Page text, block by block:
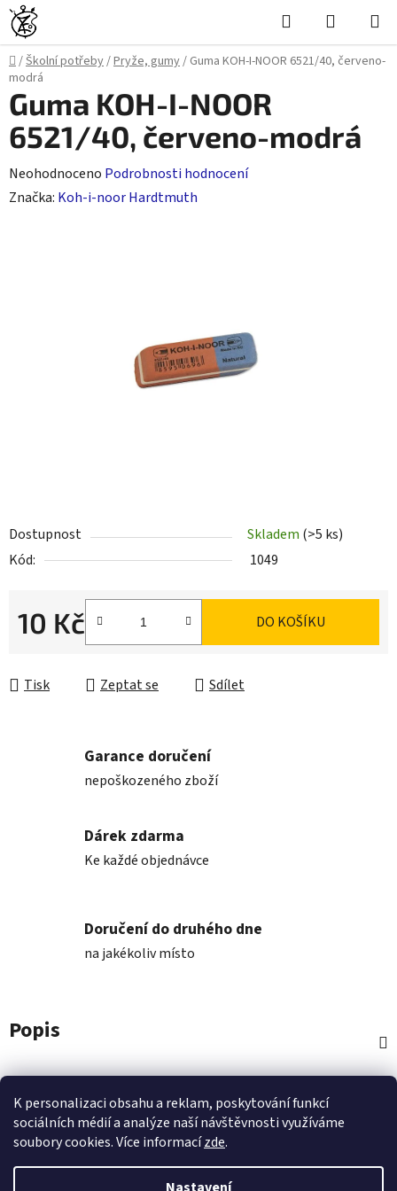
K personalizaci obsahu a reklam, poskytování funkcí
sociálních médií a analýze naší návštěvnosti využíváme
soubory cookies. Více informacízde.
Přejít
na
obsah
Hledat
KOŠÍK
Domů
/Školní potřeby/Pryže, gumy/ Guma KOH-I-NOOR 6521/40, červeno-
modrá
Dostupnost Skladem (>5 ks)
Kód:
1049
10 Kč
Měrná cena:
DO KOŠÍKU
Tisk Zeptat se Sdílet
Guma KOH-I-NOOR
6521/40, červeno-modrá
Průměrné
hodnocení
Neohodnoceno Podrobnosti hodnocení
Značka: Koh-i-noor Hardtmuth
Garance doručení
nepoškozeného zboží
Dárek zdarma
Ke každé objednávce
Doručení do druhého dne
na jakékoliv místo
Popis
Diskuze